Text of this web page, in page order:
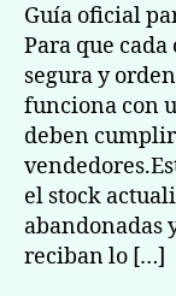
Guía oficial
Para que
segura y
funciona con
deben
el stock
abandonadas
reciban lo […]